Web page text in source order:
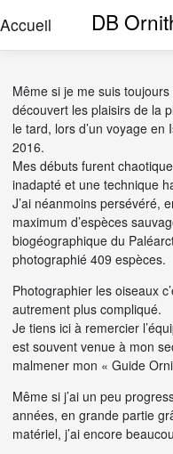
Accueil DB
Même si je me suis
découvert les plaisirs de la
le tard, lors d’un voyage
2016.
Mes débuts furent
inadapté et une technique
J’ai néanmoins persévéré,
maximum d’espèces
biogéographique du
photographié 409 espèces.
Photographier les oiseaux
autrement plus compliqué.
Je tiens ici à remercier
est souvent venue à mon
malmener mon « Guide
Même si j’ai un peu
années, en grande partie
matériel, j’ai encore